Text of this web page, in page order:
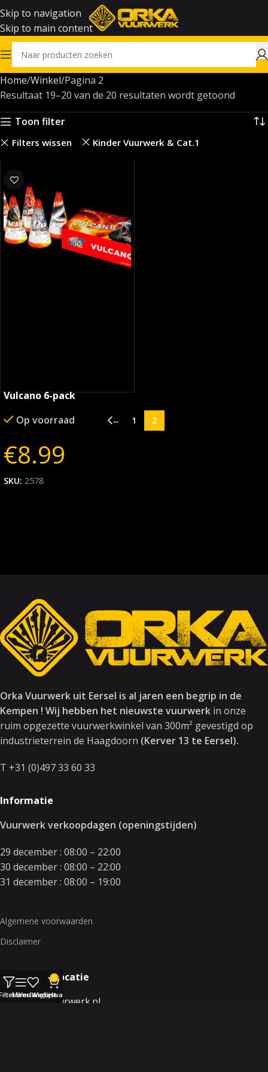
Skip to navigation
Skip to main content
Home Winkel Pagina 2
Resultaat 19–20 van de 20 resultaten wordt getoond
Toon filter
Filters wissen Kinder Vuurwerk & Cat.1
Vulcano 6-pack
Op voorraad
€8.99
SKU: 2578
← 1 2
Orka Vuurwerk uit Eersel is al jaren een begrip in de
Kempen ! Wij hebben het nieuwste vuurwerk in onze
ruim opgezette vuurwerkwinkel van 300m² gevestigd op
industrieterrein de Haagdoorn (Kerver 13 te Eersel).
T +31 (0)497 33 60 33
Informatie
Vuurwerk verkoopdagen (openingstijden)
29 december : 08:00 – 22:00
30 december : 08:00 – 22:00
31 december : 08:00 – 19:00
Algemene voorwaarden
Disclaimer
Contact en locatie
info@orkavuurwerk.nl
Menu
Verlanglijst
0
Winkelwagen